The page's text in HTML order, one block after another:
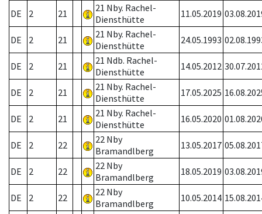
DE 2 21
21 Nby. Rachel-
Diensthütte
11.05.2019
DE 2 21
21 Nby. Rachel-
Diensthütte
24.05.1993
DE 2 21
21 Ndb. Rachel-
Diensthütte
14.05.2012
DE 2 21
21 Nby. Rachel-
Diensthütte
17.05.2025
DE 2 21
21 Nby. Rachel-
Diensthütte
16.05.2020
DE 2 22
22 Nby
Bramandlberg
13.05.2017
DE 2 22
22 Nby
Bramandlberg
18.05.2019
DE 2 22
22 Nby
Bramandlberg
10.05.2014